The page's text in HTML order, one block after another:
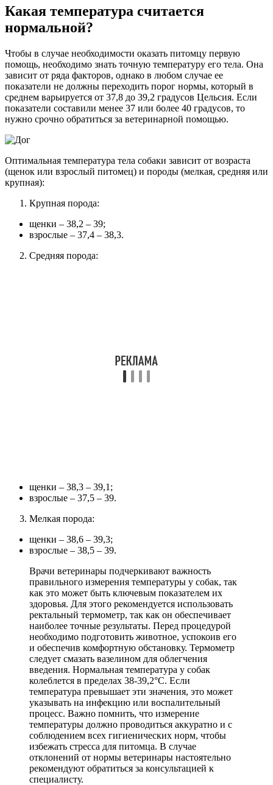
Какая температура считается
нормальной?
Чтобы в случае необходимости оказать питомцу первую
помощь, необходимо знать точную температуру его тела. Она
зависит от ряда факторов, однако в любом случае ее
показатели не должны переходить порог нормы, который в
среднем варьируется от 37,8 до 39,2 градусов Цельсия. Если
показатели составили менее 37 или более 40 градусов, то
нужно срочно обратиться за ветеринарной помощью.
Оптимальная температура тела собаки зависит от возраста
(щенок или взрослый питомец) и породы (мелкая, средняя или
крупная):
Крупная порода:
щенки – 38,2 – 39;
взрослые – 37,4 – 38,3.
Средняя порода:
щенки – 38,3 – 39,1;
взрослые – 37,5 – 39.
Мелкая порода:
щенки – 38,6 – 39,3;
взрослые – 38,5 – 39.
Врачи ветеринары подчеркивают важность
правильного измерения температуры у собак, так
как это может быть ключевым показателем их
здоровья. Для этого рекомендуется использовать
ректальный термометр, так как он обеспечивает
наиболее точные результаты. Перед процедурой
необходимо подготовить животное, успокоив его
и обеспечив комфортную обстановку. Термометр
следует смазать вазелином для облегчения
введения. Нормальная температура у собак
колеблется в пределах 38-39,2°C. Если
температура превышает эти значения, это может
указывать на инфекцию или воспалительный
процесс. Важно помнить, что измерение
температуры должно проводиться аккуратно и с
соблюдением всех гигиенических норм, чтобы
избежать стресса для питомца. В случае
отклонений от нормы ветеринары настоятельно
рекомендуют обратиться за консультацией к
специалисту.